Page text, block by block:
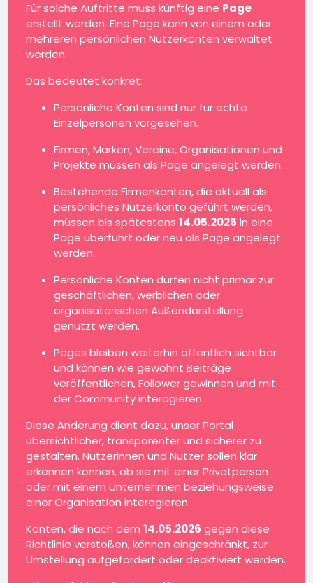
Für solche Auftritte muss künftig eine Page
erstellt werden. Eine Page kann von einem oder
mehreren persönlichen Nutzerkonten verwaltet
werden.
Das bedeutet konkret:
Persönliche Konten sind nur für echte
Einzelpersonen vorgesehen.
Firmen, Marken, Vereine, Organisationen und
Projekte müssen als Page angelegt werden.
Bestehende Firmenkonten, die aktuell als
persönliches Nutzerkonto geführt werden,
müssen bis spätestens 14.05.2026 in eine
Page überführt oder neu als Page angelegt
werden.
Persönliche Konten dürfen nicht primär zur
geschäftlichen, werblichen oder
organisatorischen Außendarstellung
genutzt werden.
Pages bleiben weiterhin öffentlich sichtbar
und können wie gewohnt Beiträge
veröffentlichen, Follower gewinnen und mit
der Community interagieren.
Diese Änderung dient dazu, unser Portal
übersichtlicher, transparenter und sicherer zu
gestalten. Nutzerinnen und Nutzer sollen klar
erkennen können, ob sie mit einer Privatperson
oder mit einem Unternehmen beziehungsweise
einer Organisation interagieren.
Konten, die nach dem 14.05.2026 gegen diese
Richtlinie verstoßen, können eingeschränkt, zur
Umstellung aufgefordert oder deaktiviert werden.